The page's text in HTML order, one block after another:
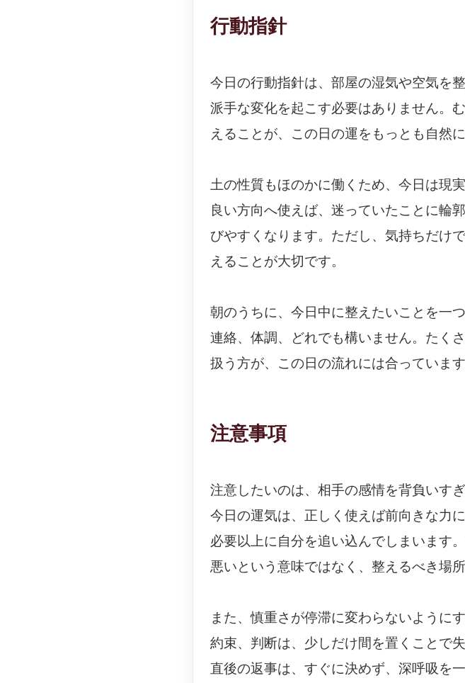
行動指針
今日の行動指針は、部屋の湿気や空気を
派手な変化を起こす必要はありません。
えることが、この日の運をもっとも自然に
土の性質もほのかに働くため、今日は現
良い方向へ使えば、迷っていたことに輪
びやすくなります。ただし、気持ちだけ
えることが大切です。
朝のうちに、今日中に整えたいことを一
連絡、体調、どれでも構いません。たく
扱う方が、この日の流れには合っています
注意事項
注意したいのは、相手の感情を背負いす
今日の運気は、正しく使えば前向きな力
必要以上に自分を追い込んでしまいます
悪いという意味ではなく、整えるべき場
また、慎重さが停滞に変わらないように
約束、判断は、少しだけ間を置くことで
直後の返事は、すぐに決めず、深呼吸を